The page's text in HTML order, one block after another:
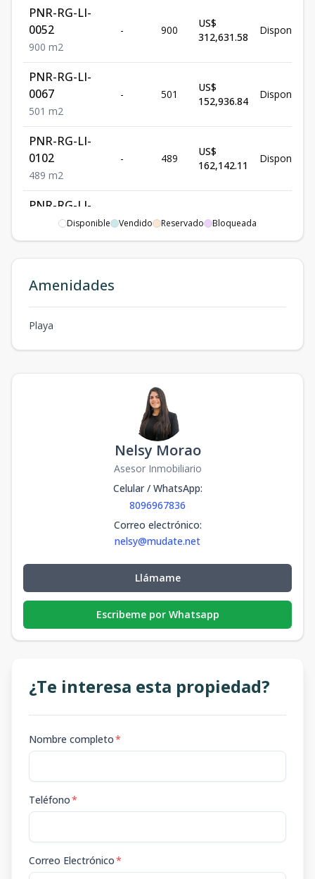
PNR-RG-LI-
0052
900 m2
- 900
US$
312,631.58
Disponible
PNR-RG-LI-
0067
501 m2
- 501
US$
152,936.84
Disponible
PNR-RG-LI-
0102
489 m2
- 489
US$
162,142.11
Disponible
PNR-RG-LI-
835m2
- 835
307,631.58
Disponible Vendido Reservado Bloqueada
Amenidades
Playa
Nelsy Morao
Asesor Inmobiliario
Celular / WhatsApp:
8096967836
Correo electrónico:
nelsy@mudate.net
Llámame
Escribeme por Whatsapp
¿Te interesa esta propiedad?
Nombre completo*
Teléfono*
Correo Electrónico*